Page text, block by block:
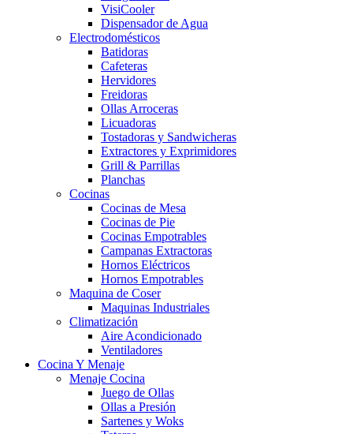
VisiCooler
Dispensador de Agua
Electrodomésticos
Batidoras
Cafeteras
Hervidores
Freidoras
Ollas Arroceras
Licuadoras
Tostadoras y Sandwicheras
Extractores y Exprimidores
Grill & Parrillas
Planchas
Cocinas
Cocinas de Mesa
Cocinas de Pie
Cocinas Empotrables
Campanas Extractoras
Hornos Eléctricos
Hornos Empotrables
Maquina de Coser
Maquinas Industriales
Climatización
Aire Acondicionado
Ventiladores
Cocina Y Menaje
Menaje Cocina
Juego de Ollas
Ollas a Presión
Sartenes y Woks